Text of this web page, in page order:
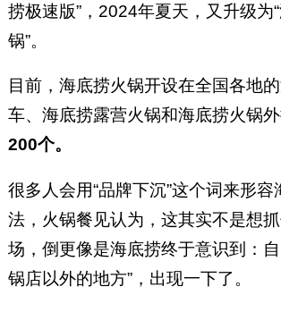
捞极速版”，2024年夏天，又升级为
锅”。
目前，海底捞火锅开设在全国各地
车、海底捞露营火锅和海底捞火锅
200个。
很多人会用“品牌下沉”这个词来形
法，火锅餐见认为，这其实不是想
场，倒更像是海底捞终于意识到：自
锅店以外的地方”，出现一下了。